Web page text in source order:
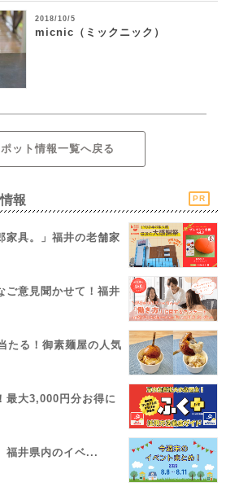
2018/10/5
micnic（ミックニック）
ポット情報一覧へ戻る
報 PR
家具。」福井の老舗家
ご意見聞かせて！福井
たる！御素麺屋の人気
最大3,000円分お得に
福井県内のイベ...